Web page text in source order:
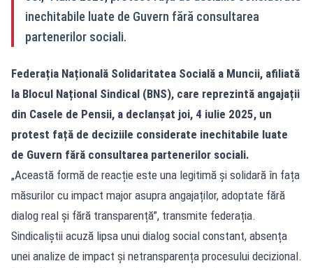
inechitabile luate de Guvern fără consultarea
partenerilor sociali.
Federația Națională Solidaritatea Socială a Muncii, afiliată
la Blocul Național Sindical (BNS), care reprezintă angajații
din Casele de Pensii, a declanșat joi, 4 iulie 2025, un
protest față de deciziile considerate inechitabile luate
de Guvern fără consultarea partenerilor sociali.
„Această formă de reacție este una legitimă și solidară în fața
măsurilor cu impact major asupra angajaților, adoptate fără
dialog real și fără transparență”, transmite federația.
Sindicaliștii acuză lipsa unui dialog social constant, absența
unei analize de impact și netransparența procesului decizional.